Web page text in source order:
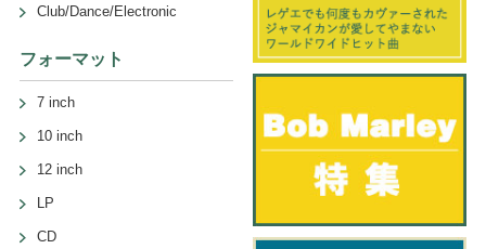
Club/Dance/Electronic
フォーマット
7 inch
10 inch
12 inch
LP
CD